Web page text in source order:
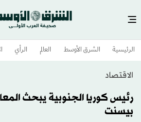
الرئيسية الشرق الأوسط​ العالم الرأي
الاقتصاد
رئيس كوريا الجنوبية يبحث
بيسنت